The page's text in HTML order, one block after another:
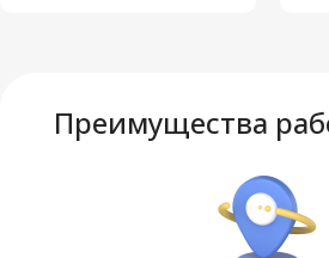
Преимущества